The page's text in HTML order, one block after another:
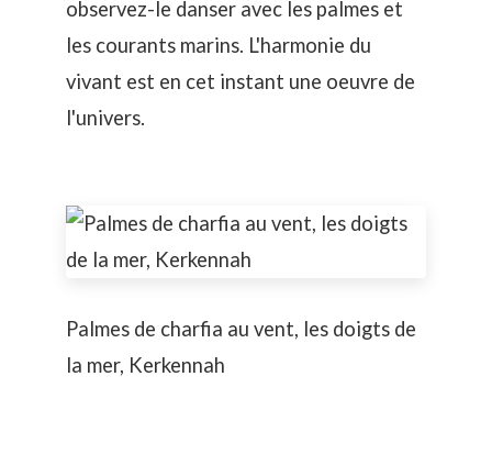
observez-le danser avec les palmes et
les courants marins. L'harmonie du
vivant est en cet instant une oeuvre de
l'univers.
Palmes de charfia au vent, les doigts de
la mer, Kerkennah